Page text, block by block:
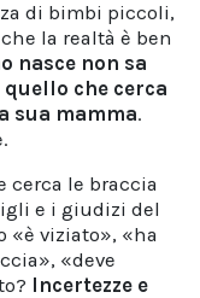
di bimbi piccoli,
la realtà è ben
nasce non sa
che cerca
sua mamma.
cerca le braccia
e i giudizi del
«è viziato», «ha
«deve
Incertezze e